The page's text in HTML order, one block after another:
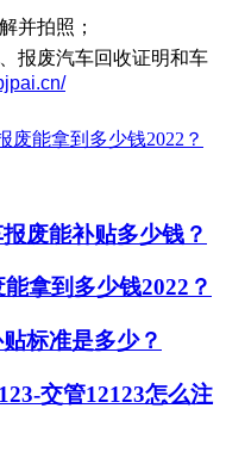
并拍照；
报废汽车回收证明和车
废能拿到多少钱2022？
废能补贴多少钱？
拿到多少钱2022？
标准是多少？
交管12123怎么注